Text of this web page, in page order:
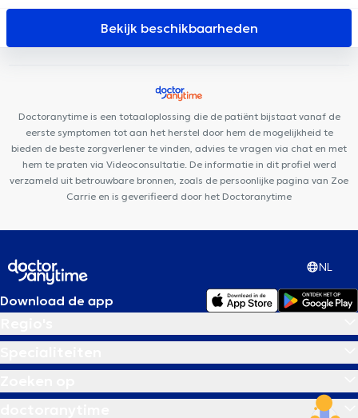
Centre Médical Brugmann
Key to Perform
La Sauvagère
Cabinet Carsoel
Kio Medical Center Uccle
Maison médicale la Renaissance
paramédical périnatal & pédiatrique
Bekijk beschikbaarheden
Doctoranytime is een totaaloplossing die de patiënt bijstaat vanaf de
eerste symptomen tot aan het herstel door hem de mogelijkheid te
bieden de beste zorgverlener te vinden, advies te vragen via chat en met
hem te praten via Videoconsultatie. De informatie in dit profiel werd
verzameld uit betrouwbare bronnen, zoals de persoonlijke pagina van Zoe
Carrie en is geverifieerd door het Doctoranytime
NL
Download de app